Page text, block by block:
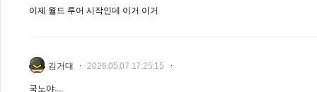
이제 월드 투어 시작인데 이거 이거
김거대 2026.05.07 17:25:15
국노야....